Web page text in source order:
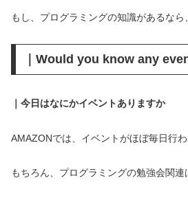
もし、プログラミングの知識があるなら
｜Would you know any
｜今日はなにかイベントありますか
AMAZONでは、イベントがほぼ毎日行わ
もちろん、プログラミングの勉強会関連